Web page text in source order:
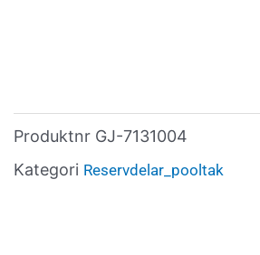
Produktnr GJ-7131004
Kategori Reservdelar_pooltak